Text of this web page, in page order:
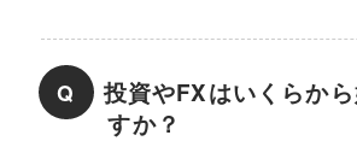
Q
投資やFXはいくらか
すか？